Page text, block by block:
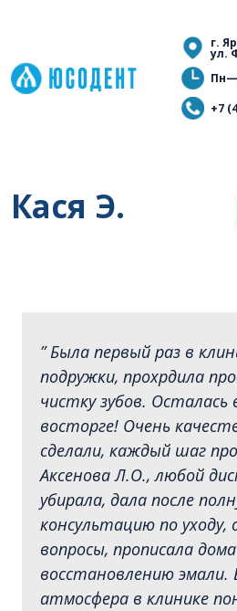
г.
ул.
+7
Кася Э.
” Была первый раз в
подружки, прохрдила
чистку зубов. Осталась
восторге! Очень
сделали, каждый шаг
Аксенова Л.О., любой
убирала, дала после
консультацию по
вопросы, прописала
восстановлению эмали.
атмосфера в клинике